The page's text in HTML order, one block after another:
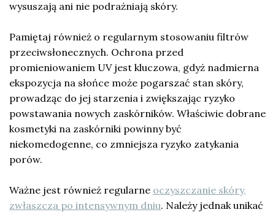
wysuszają ani nie podrażniają skóry.
Pamiętaj również o regularnym stosowaniu filtrów
przeciwsłonecznych. Ochrona przed
promieniowaniem UV jest kluczowa, gdyż nadmierna
ekspozycja na słońce może pogarszać stan skóry,
prowadząc do jej starzenia i zwiększając ryzyko
powstawania nowych zaskórników. Właściwie dobrane
kosmetyki na zaskórniki powinny być
niekomedogenne, co zmniejsza ryzyko zatykania
porów.
Ważne jest również regularne oczyszczanie skóry,
zwłaszcza po intensywnym dniu. Należy jednak unikać